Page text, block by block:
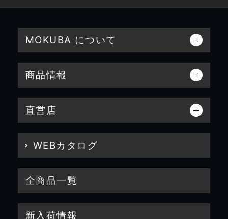
MOKUBA について
商品情報
直営店
WEBカタログ
全商品一覧
新入荷情報